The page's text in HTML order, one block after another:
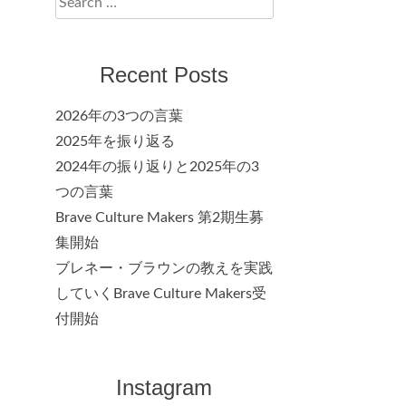
for:
Recent Posts
2026年の3つの言葉
2025年を振り返る
2024年の振り返りと2025年の3
つの言葉
Brave Culture Makers 第2期生募
集開始
ブレネー・ブラウンの教えを実践
していくBrave Culture Makers受
付開始
Instagram